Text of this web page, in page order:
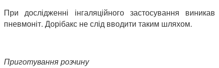
При дослідженні інгаляційного застосування виникав
пневмоніт. Дорібакс не слід вводити таким шляхом.
Приготування розчину